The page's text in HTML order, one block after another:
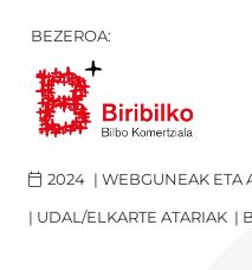
BEZEROA:
2024 | WEBGUNEAK ETA
| UDAL/ELKARTE ATARIAK |